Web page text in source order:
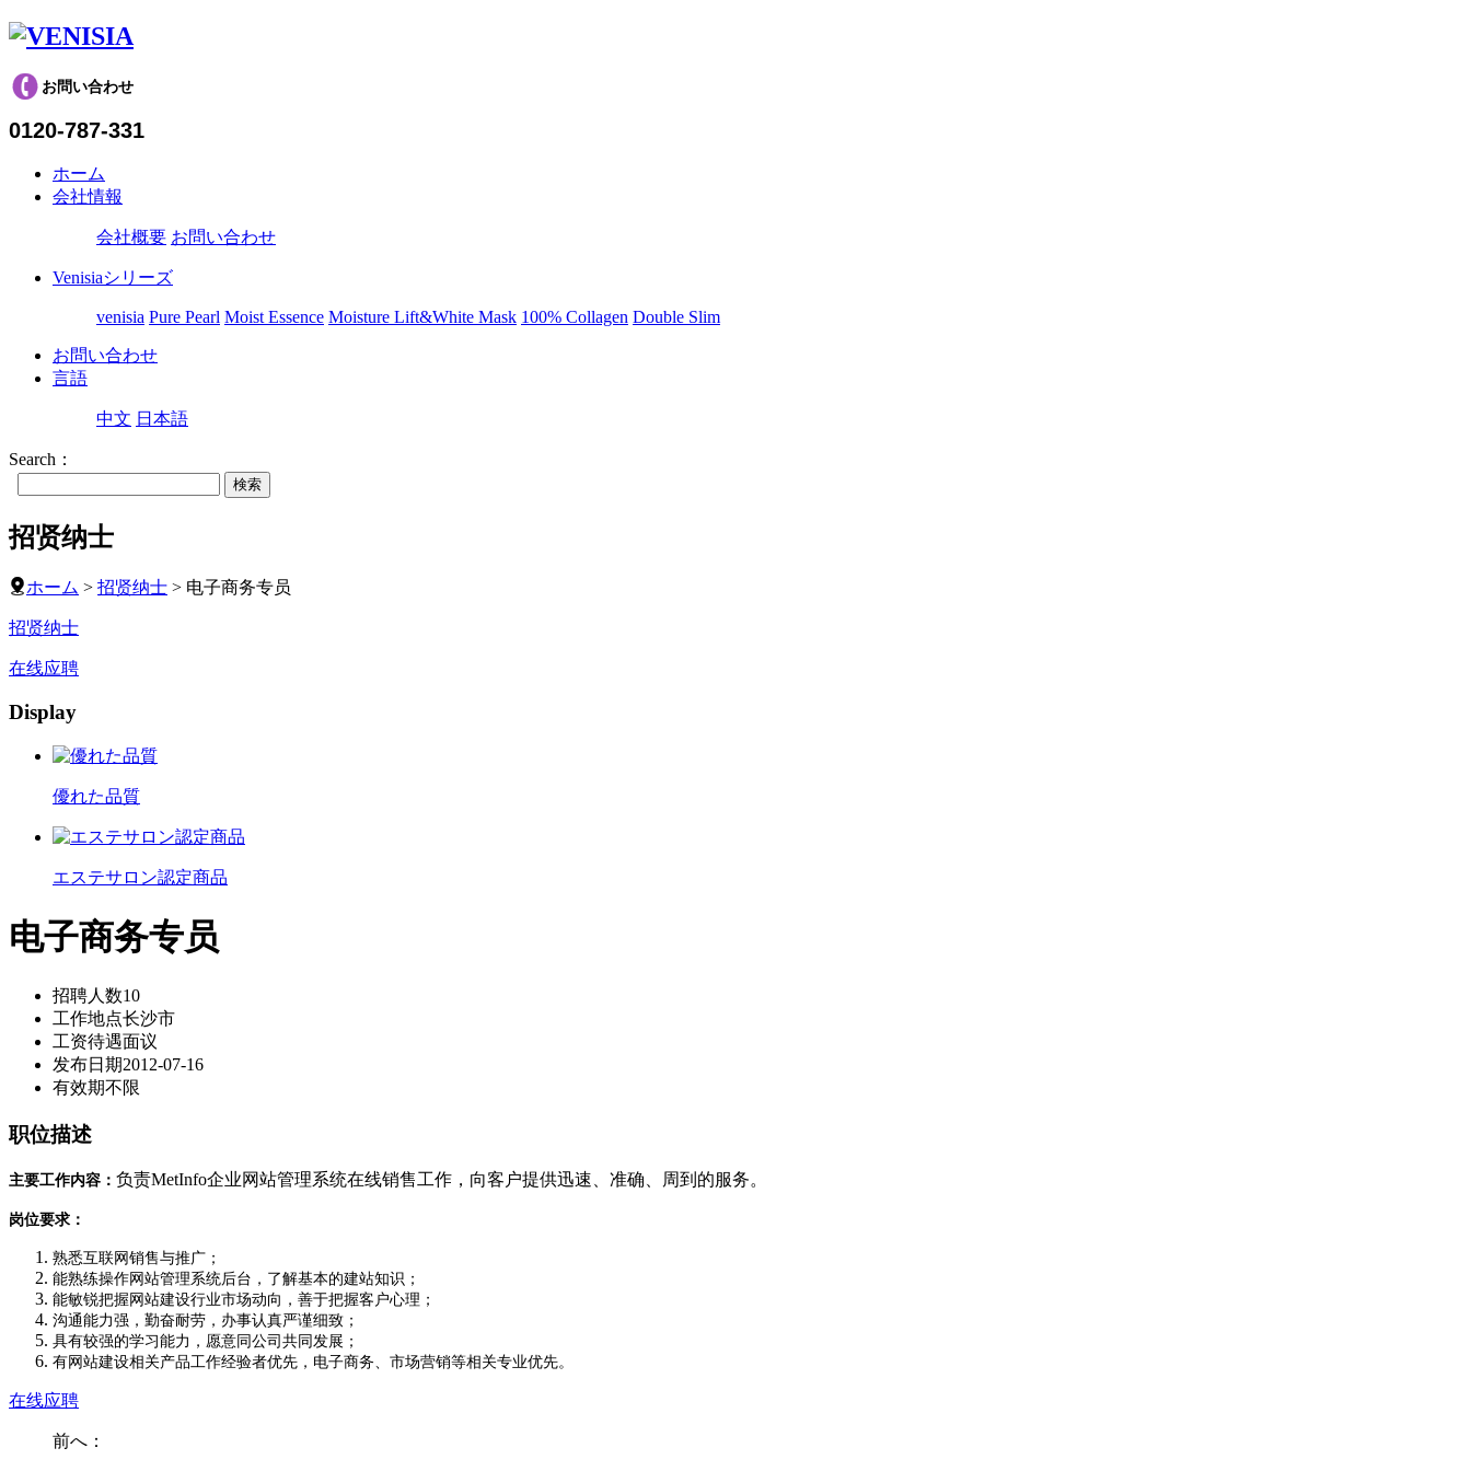
お問い合わせ
0120-787-331
ホーム
会社情報
会社概要 お問い合わせ
Venisiaシリーズ
venisia Pure Pearl Moist Essence Moisture Lift&White Mask 100% Collagen Double Slim
お問い合わせ
言語
中文 日本語
Search：
招贤纳士
ホーム > 招贤纳士 > 电子商务专员
招贤纳士
在线应聘
Display
優れた品質
エステサロン認定商品
电子商务专员
招聘人数10
工作地点长沙市
工资待遇面议
发布日期2012-07-16
有效期不限
职位描述
主要工作内容： 负责MetInfo企业网站管理系统在线销售工作，向客户提供迅速、准确、周到的服务。
岗位要求：
熟悉互联网销售与推广；
能熟练操作网站管理系统后台，了解基本的建站知识；
能敏锐把握网站建设行业市场动向，善于把握客户心理；
沟通能力强，勤奋耐劳，办事认真严谨细致；
具有较强的学习能力，愿意同公司共同发展；
有网站建设相关产品工作经验者优先，电子商务、市场营销等相关专业优先。
在线应聘
前へ：